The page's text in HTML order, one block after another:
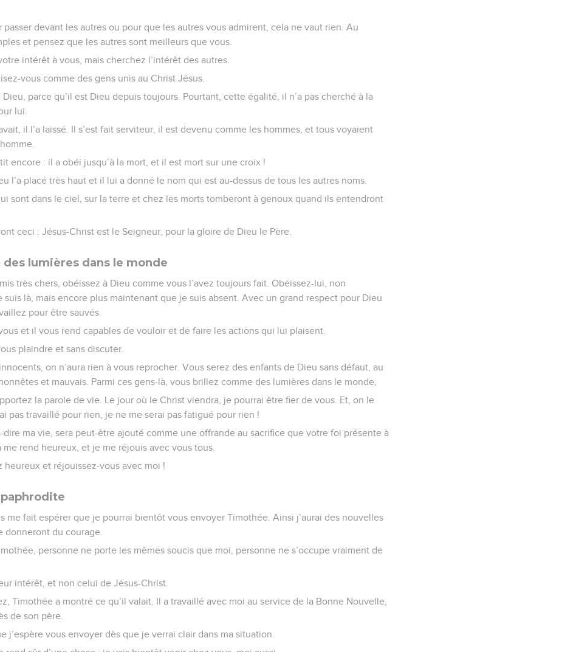
passer devant les autres ou pour que les autres vous admirent, cela ne vaut rien. Au
et pensez que les autres sont meilleurs que vous.
intérêt à vous, mais cherchez l’intérêt des autres.
vous comme des gens unis au Christ Jésus.
Dieu, parce qu’il est Dieu depuis toujours. Pourtant, cette égalité, il n’a pas cherché à la
lui.
il l’a laissé. Il s’est fait serviteur, il est devenu comme les hommes, et tous voyaient
encore : il a obéi jusqu’à la mort, et il est mort sur une croix !
l’a placé très haut et il lui a donné le nom qui est au-dessus de tous les autres noms.
sont dans le ciel, sur la terre et chez les morts tomberont à genoux quand ils entendront
ceci : Jésus-Christ est le Seigneur, pour la gloire de Dieu le Père.
lumières dans le monde
très chers, obéissez à Dieu comme vous l’avez toujours fait. Obéissez-lui, non
suis là, mais encore plus maintenant que je suis absent. Avec un grand respect pour Dieu
pour être sauvés.
et il vous rend capables de vouloir et de faire les actions qui lui plaisent.
plaindre et sans discuter.
on n’aura rien à vous reprocher. Vous serez des enfants de Dieu sans défaut, au
et mauvais. Parmi ces gens-là, vous brillez comme des lumières dans le monde,
la parole de vie. Le jour où le Christ viendra, je pourrai être fier de vous. Et, on le
pas travaillé pour rien, je ne me serai pas fatigué pour rien !
dire ma vie, sera peut-être ajouté comme une offrande au sacrifice que votre foi présente à
me rend heureux, et je me réjouis avec vous tous.
heureux et réjouissez-vous avec moi !
me fait espérer que je pourrai bientôt vous envoyer Timothée. Ainsi j’aurai des nouvelles
donneront du courage.
personne ne porte les mêmes soucis que moi, personne ne s’occupe vraiment de
intérêt, et non celui de Jésus-Christ.
Timothée a montré ce qu’il valait. Il a travaillé avec moi au service de la Bonne Nouvelle,
de son père.
j’espère vous envoyer dès que je verrai clair dans ma situation.